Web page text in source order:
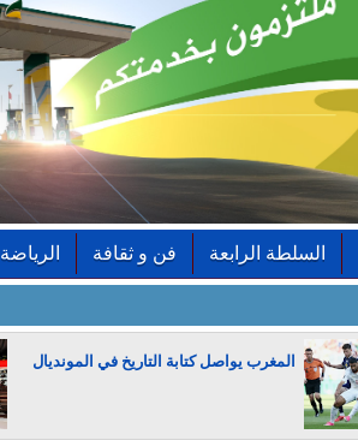
السلطة الرابعة فن و ثقافة الرياضة
المغرب يواصل كتابة التاريخ في المونديال